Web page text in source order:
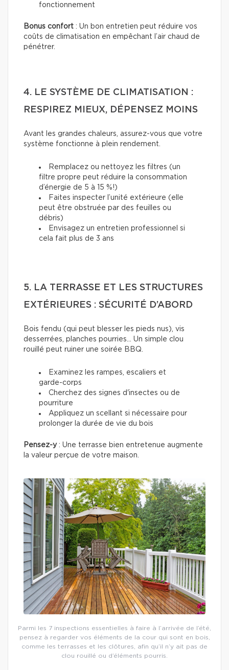
fonctionnement
Bonus confort : Un bon entretien peut réduire vos
coûts de climatisation en empêchant l’air chaud de
pénétrer.
4. LE SYSTÈME DE CLIMATISATION :
RESPIREZ MIEUX, DÉPENSEZ MOINS
Avant les grandes chaleurs, assurez-vous que votre
système fonctionne à plein rendement.
Remplacez ou nettoyez les filtres (un
filtre propre peut réduire la consommation
d’énergie de 5 à 15 %!)
Faites inspecter l’unité extérieure (elle
peut être obstruée par des feuilles ou
débris)
Envisagez un entretien professionnel si
cela fait plus de 3 ans
5. LA TERRASSE ET LES STRUCTURES
EXTÉRIEURES : SÉCURITÉ D’ABORD
Bois fendu (qui peut blesser les pieds nus), vis
desserrées, planches pourries... Un simple clou
rouillé peut ruiner une soirée BBQ.
Examinez les rampes, escaliers et
garde-corps
Cherchez des signes d'insectes ou de
pourriture
Appliquez un scellant si nécessaire pour
prolonger la durée de vie du bois
Pensez-y: Une terrasse bien entretenue augmente
la valeur perçue de votre maison.
Parmi les 7 inspections essentielles à faire à l’arrivée de l’été,
pensez à regarder vos éléments de la cour qui sont en bois,
comme les terrasses et les clôtures, afin qu’il n’y ait pas de
clou rouillé ou d’éléments pourris.